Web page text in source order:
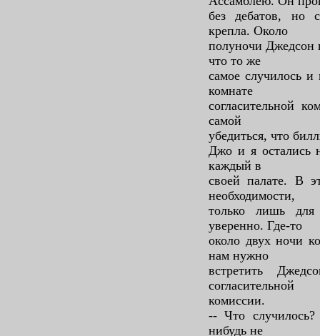
без дебатов, но
крепла. Около
полуночи Джедсон
что то же
самое случилось
комнате
согласительной
самой
убедиться, что
Джо и я остались
каждый в
своей палате. В
необходимости,
только лишь для
уверенно. Где-то
около двух ночи
нам нужно
встретить
согласительной
комиссии.
-- Что
нибудь не